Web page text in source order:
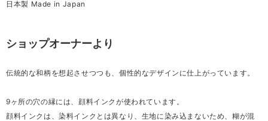
日本製 Made in Japan
ショップオーナーより
伝統的な和柄を想起させつつも、個性的なデザインに仕上がっています。
9ヶ所の穴の縁には、顔料インクが使われています。
顔料インクは、染料インクとは異なり、生地に染み込まないため、糊が混